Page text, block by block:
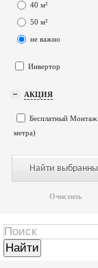
40 м²
50 м²
не важно
Инвертор
АКЦИЯ
Бесплатный
метра)
Очистить